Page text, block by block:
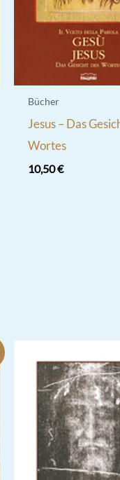
Bücher
Jesus – Das
Wortes
10,50€